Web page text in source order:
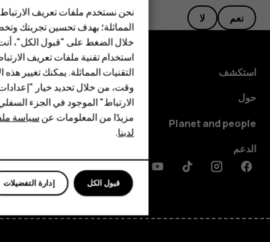
الهواتف الذكية
الهواتف المميزة
HMD Terra M
HMD DUB
HMD Watch
للأعمال
نعم لا
استكشف
حول
Planet and people
الدعم
Facebook
Instagram
Tiktok
Youtube
Linkedin
Discord
نحن نستخدم ملفات تعريف
المماثلة؛ بهدف تحسين تجربتك
خلال الضغط على "قبول الكل"،
استخدام تقنية ملفات تعريف
التقنيات المماثلة. يمكنك تغيير
وقت، من خلال تحديد خيار
الارتباط" الموجود في الجزء
مزيدًا من المعلومات عنسياسة
لدينا.
إدارة التفضيلات قبول الكل